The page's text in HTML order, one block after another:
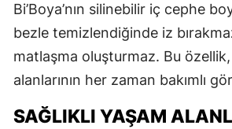
Bi’Boya’nın silinebilir iç cephe
bezle temizlendiğinde iz
matlaşma oluşturmaz. Bu
alanlarının her zaman bakımlı
SAĞLIKLI YAŞAM